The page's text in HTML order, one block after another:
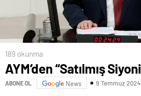
189 okunma
AYM’den “Satılmış
ABONE OL News 9 Temmuz